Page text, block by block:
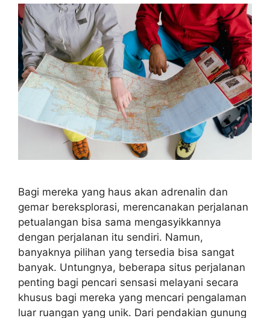
Bagi mereka yang haus akan adrenalin dan
gemar bereksplorasi, merencanakan perjalanan
petualangan bisa sama mengasyikkannya
dengan perjalanan itu sendiri. Namun,
banyaknya pilihan yang tersedia bisa sangat
banyak. Untungnya, beberapa situs perjalanan
penting bagi pencari sensasi melayani secara
khusus bagi mereka yang mencari pengalaman
luar ruangan yang unik. Dari pendakian gunung